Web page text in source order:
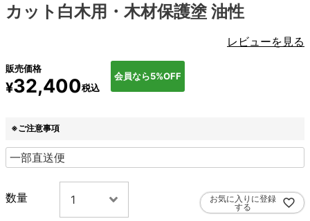
カット白木用・木材保護塗 油性
レビューを見る
販売価格
¥32,400税込
会員なら5%OFF
※ご注意事項
お気に入りに登録
する